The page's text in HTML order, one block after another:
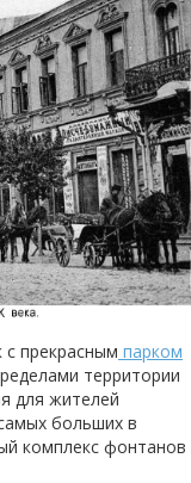
прекрасным парком
территории
для жителей
больших в
комплекс фонтанов